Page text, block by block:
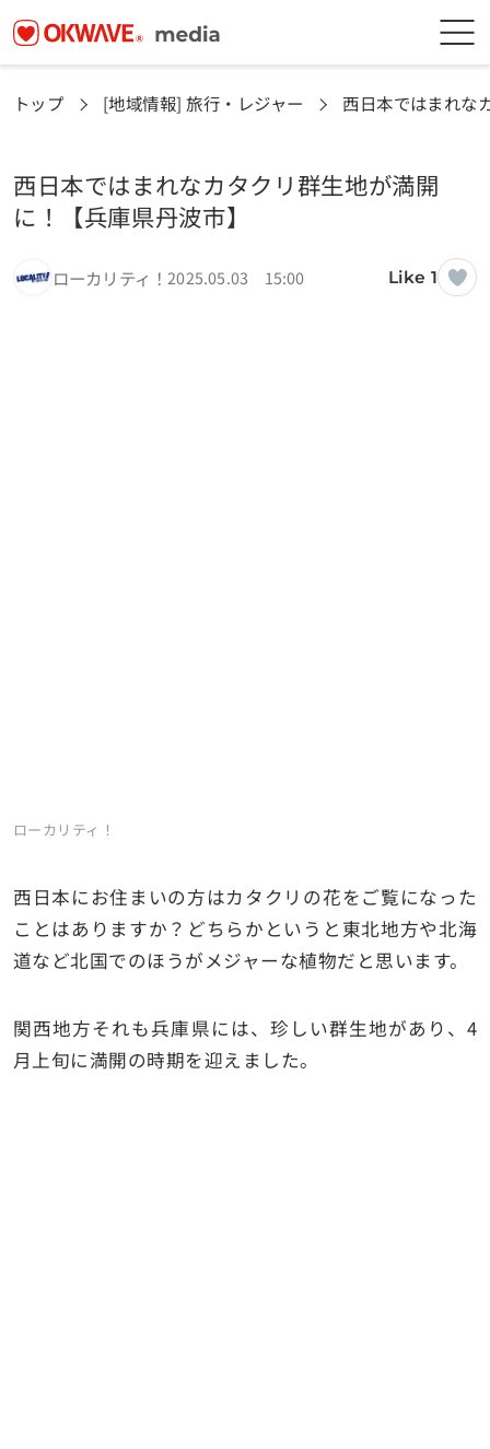
トップ [地域情報] 旅行・レジャー 西日本ではまれな
西日本ではまれなカタクリ群生地が満開
に！【兵庫県丹波市】
ローカリティ！2025.05.03 15:00 Like 1
ローカリティ！
西日本にお住まいの方はカタクリの花をご覧になった
ことはありますか？どちらかというと東北地方や北海
道など北国でのほうがメジャーな植物だと思います。
関西地方それも兵庫県には、珍しい群生地があり、4
月上旬に満開の時期を迎えました。